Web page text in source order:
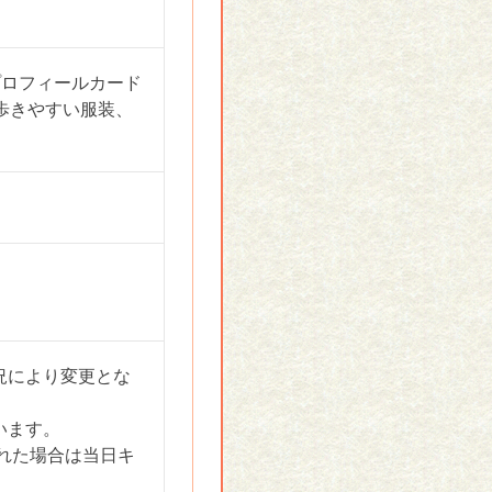
フィールカード
やすい服装、
により変更とな
す。
た場合は当日キ